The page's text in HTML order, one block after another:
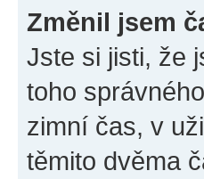
Změnil jsem
Jste si jisti, že
toho
zimní čas, v
těmito dvěma